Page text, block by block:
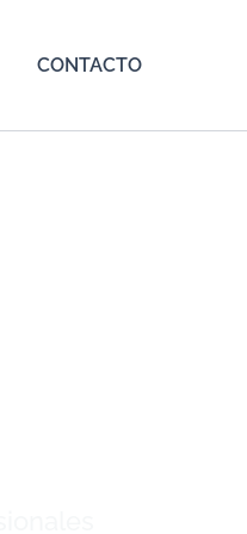
CONTACTO